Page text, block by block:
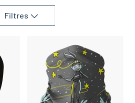
Filtres